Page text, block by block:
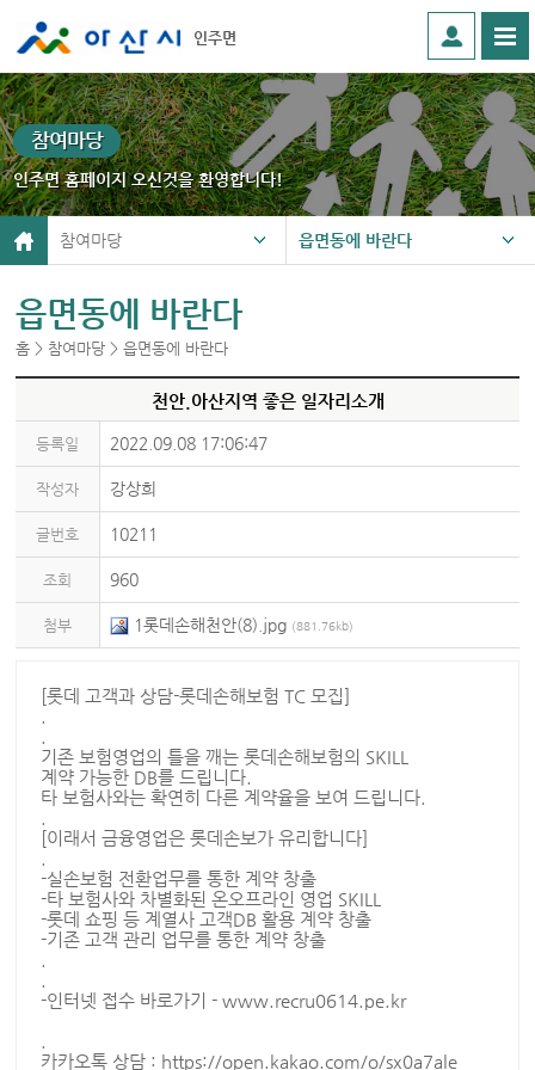
인주면
참여마당
인주면 홈페이지 오신것을 환영합니다!
참여마당 읍면동에 바란다
읍면동에 바란다
홈 > 참여마당 > 읍면동에 바란다
천안.아산지역 좋은 일자리소개
등록일 2022.09.08 17:06:47
작성자 강상희
글번호 10211
조회 960
첨부 1롯데손해천안(8).jpg (881.76kb)
[롯데 고객과 상담-롯데손해보험 TC 모집]
기존 보험영업의 틀을 깨는 롯데손해보험의 SKILL
계약 가능한 DB를 드립니다.
타 보험사와는 확연히 다른 계약율을 보여 드립니다.
[이래서 금융영업은 롯데손보가 유리합니다]
-실손보험 전환업무를 통한 계약 창출
-타 보험사와 차별화된 온오프라인 영업 SKILL
-롯데 쇼핑 등 계열사 고객DB 활용 계약 창출
-기존 고객 관리 업무를 통한 계약 창출
-인터넷 접수 바로가기 - www.recru0614.pe.kr
카카오톡 상담 : https://open.kakao.com/o/sx0a7ale